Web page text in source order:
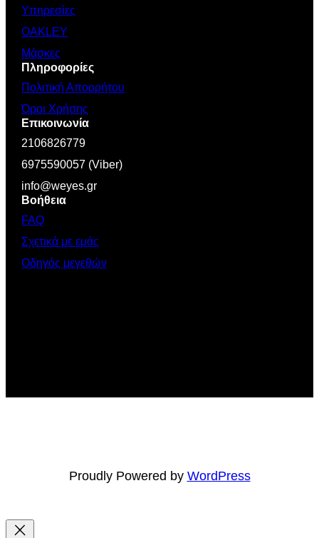
Υπηρεσίες
OAKLEY
Μάσκες
Πληροφορίες
Πολιτική Απορρήτου
Όροι Χρήσης
Επικοινωνία
2106826779
6975590057 (Viber)
info@weyes.gr
Βοήθεια
FAQ
Σχετικά με εμάς
Οδηγός μεγεθών
Proudly Powered by WordPress